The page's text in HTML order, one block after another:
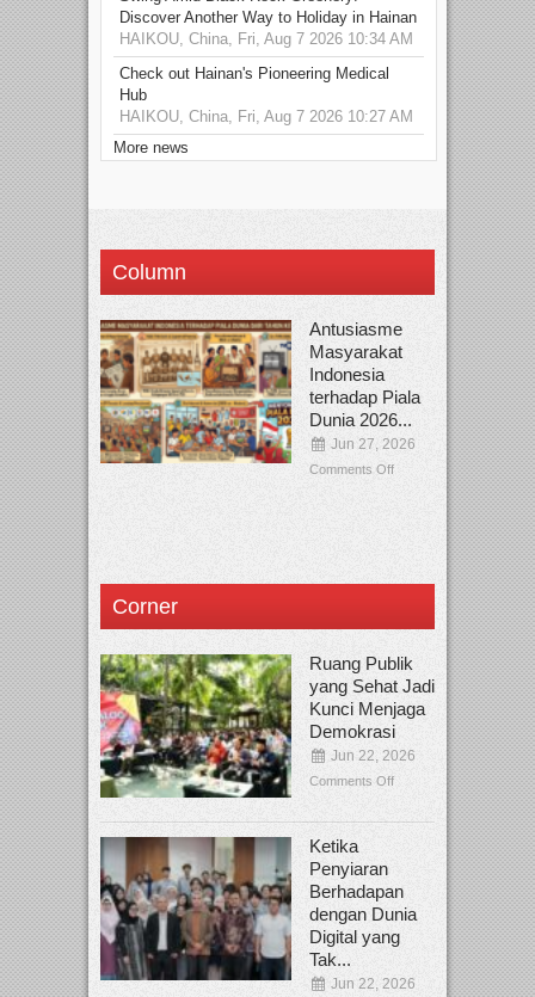
Discover Another Way to Holiday in Hainan
HAIKOU, China, Fri, Aug 7 2026 10:34 AM
Check out Hainan's Pioneering Medical
Hub
HAIKOU, China, Fri, Aug 7 2026 10:27 AM
More news
Column
Antusiasme
Masyarakat
Indonesia
terhadap Piala
Dunia 2026...
Jun 27, 2026
Comments Off
Corner
Ruang Publik
yang Sehat Jadi
Kunci Menjaga
Demokrasi
Jun 22, 2026
Comments Off
Ketika
Penyiaran
Berhadapan
dengan Dunia
Digital yang
Tak...
Jun 22, 2026